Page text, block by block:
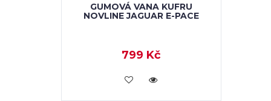
GUMOVÁ VANA KUFRU
NOVLINE JAGUAR E-PACE
799 Kč
KOUPIT